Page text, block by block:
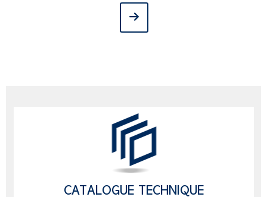
CATALOGUE TECHNIQUE